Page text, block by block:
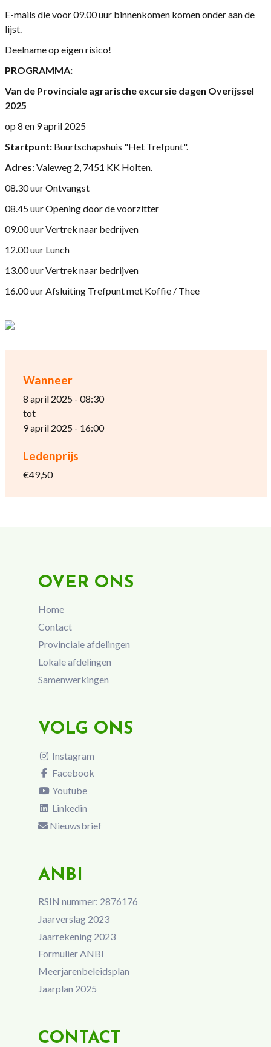
Wanneer
8 april 2025 - 08:30
tot
9 april 2025 - 16:00
Ledenprijs
€49,50
E-mails die voor 09.00 uur binnenkomen komen onder aan de
lijst.
Deelname op eigen risico!
PROGRAMMA:
Van de Provinciale agrarische excursie dagen Overijssel
2025
op 8 en 9 april 2025
Startpunt:Buurtschapshuis "Het Trefpunt".
Adres: Valeweg 2, 7451 KK Holten.
08.30 uur Ontvangst
08.45 uur Opening door de voorzitter
09.00 uur Vertrek naar bedrijven
12.00 uur Lunch
13.00 uur Vertrek naar bedrijven
16.00 uur Afsluiting Trefpunt met Koffie / Thee
OVER ONS
Home
Contact
Provinciale afdelingen
Lokale afdelingen
Samenwerkingen
VOLG ONS
Instagram
Facebook
Youtube
Linkedin
Nieuwsbrief
ANBI
RSIN nummer: 2876176
Jaarverslag 2023
Jaarrekening 2023
Formulier ANBI
Meerjarenbeleidsplan
Jaarplan 2025
CONTACT